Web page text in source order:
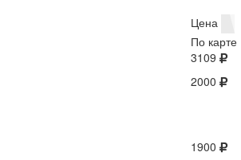
Цена
По карте
3109
2000
1900